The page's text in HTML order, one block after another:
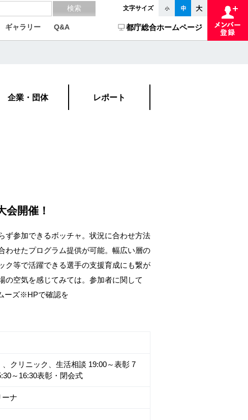
文字サイズ
ギャラリー Q&A 都庁総合ホームページ
企業・団体 レポート
開催！
ず参加できるボッチャ。状況に合わせ方法
わせたプログラム提供が可能。幅広い層の
ク等で活躍できる選手の支援育成にも繋が
の空気を感じてみては。参加者に関して
ーズ※HPで確認を
クリニック、生活相談 19:00～表彰 7
～16:30表彰・閉会式
ーナ